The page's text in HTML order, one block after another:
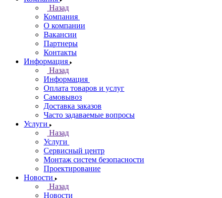
Назад
Компания
О компании
Вакансии
Партнеры
Контакты
Информация
Назад
Информация
Оплата товаров и услуг
Самовывоз
Доставка заказов
Часто задаваемые вопросы
Услуги
Назад
Услуги
Сервисный центр
Монтаж систем безопасности
Проектирование
Новости
Назад
Новости